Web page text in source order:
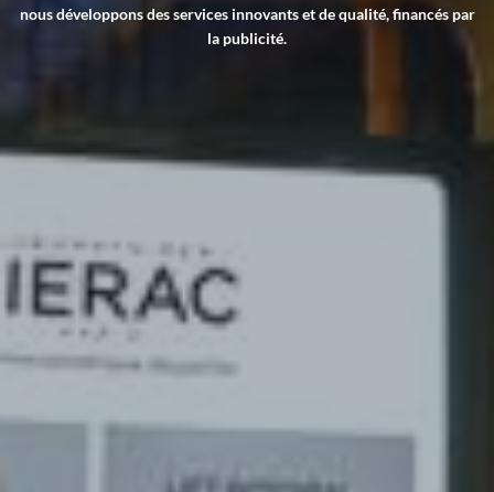
nous développons des services innovants et de qualité, financés par
la publicité.